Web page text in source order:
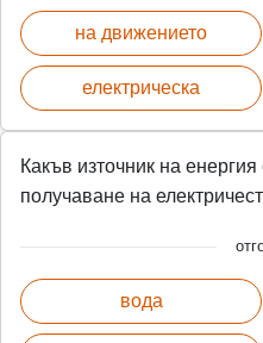
на движението
електрическа
Какъв източник на
получаване на
вода